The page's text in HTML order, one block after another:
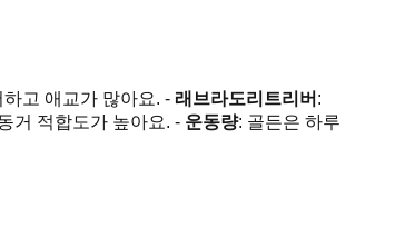
고 애교가 많아요. - 래브라도리트리버 :
거 적합도가 높아요. - 운동량: 골든은 하루